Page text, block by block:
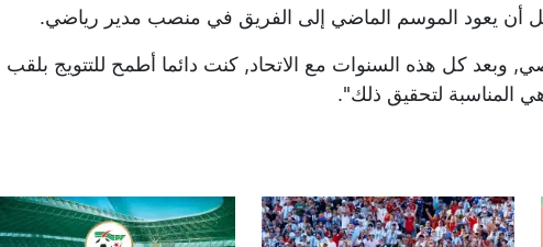
أن يعود الموسم الماضي إلى الفريق في منصب مدير رياضي.
وبعد كل هذه السنوات مع الاتحاد, كنت دائما أطمح للتتويج بلقب
المناسبة لتحقيق ذلك''.